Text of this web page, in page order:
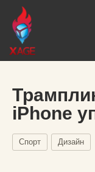
iPhone
Спорт Дизайн